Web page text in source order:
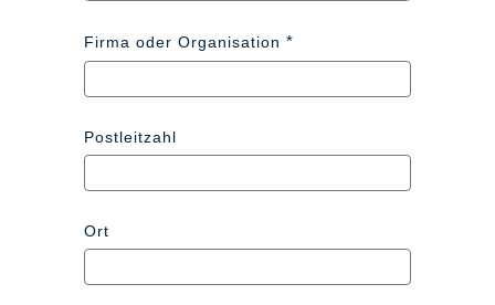
Firma oder Organisation
Postleitzahl
Ort